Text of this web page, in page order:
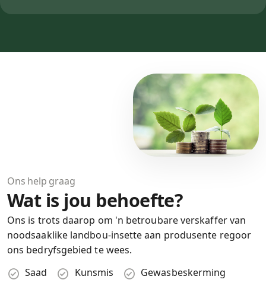
Ons help graag
Wat is jou behoefte?
Ons is trots daarop om 'n betroubare verskaffer van
noodsaaklike landbou-insette aan produsente regoor
ons bedryfsgebied te wees.
Saad
Kunsmis Gewasbeskerming